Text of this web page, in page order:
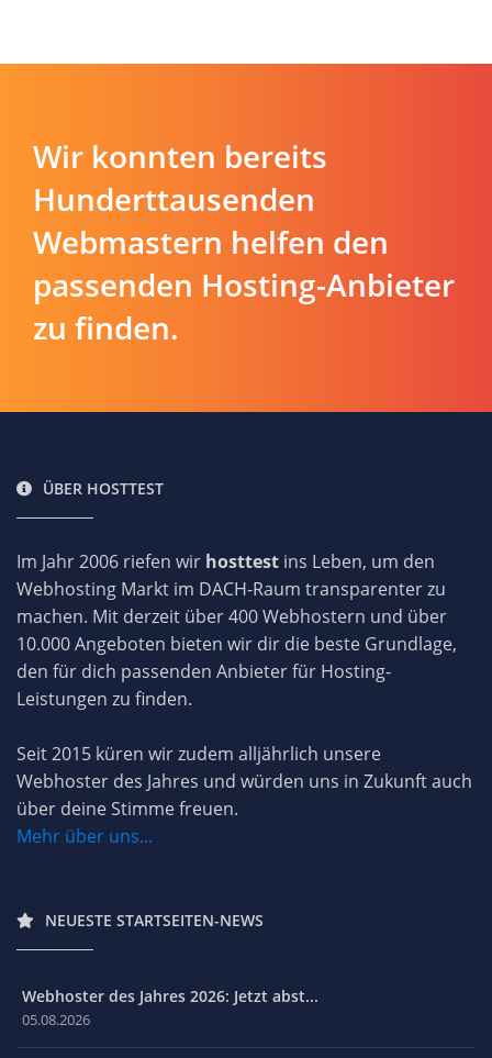
Wir konnten bereits
Hunderttausenden
Webmastern helfen den
zu finden.
ÜBER HOSTTEST
Im Jahr 2006 riefen wirhosttestins Leben, um den
Webhosting Markt im DACH-Raum transparenter zu
machen. Mit derzeit über 400 Webhostern und über
den für dich passenden Anbieter für Hosting-
Leistungen zu finden.
Seit 2015 küren wir zudem alljährlich unsere
Mehr über uns...
NEUESTE STARTSEITEN-NEWS